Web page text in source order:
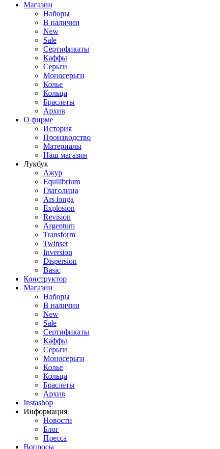
Магазин
Наборы
В наличии
New
Sale
Сертификаты
Каффы
Серьги
Моносерьги
Колье
Кольца
Браслеты
Архив
О фирме
История
Производство
Материалы
Наш магазин
Лукбук
Ажур
Equilibrium
Глаголица
Ars longa
Explosion
Revision
Argentum
Transform
Twinset
Inversion
Dispersion
Basic
Конструктор
Магазин
Наборы
В наличии
New
Sale
Сертификаты
Каффы
Серьги
Моносерьги
Колье
Кольца
Браслеты
Архив
Instashop
Информация
Новости
Блог
Пресса
Вопросы